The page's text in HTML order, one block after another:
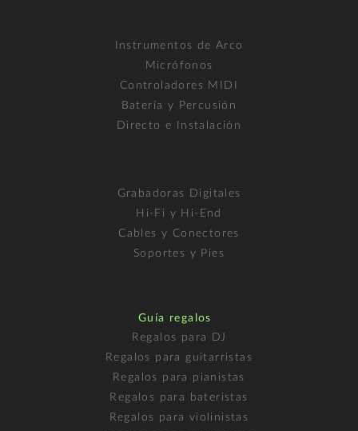
Instrumentos de Arco
Micrófonos
Controladores MIDI
Batería y Percusión
Directo e Instalación
Grabadoras Digitales
Hi-Fi y Hi-End
Cables y Conectores
Soportes y Pies
Guía regalos
Regalos para DJ
Regalos para guitarristas
Regalos para pianistas
Regalos para bateristas
Regalos para violinistas